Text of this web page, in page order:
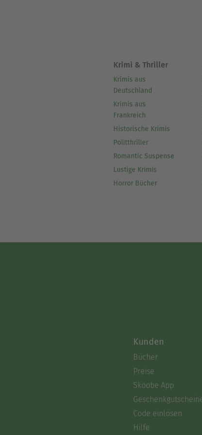
Das erste Kochbuch
Schreiben und zur
Heute bin ich dankbar
vereinen und diese mit
einen Platz in den
ermutigen.
Krimi & Thriller
Krimis aus
Deutschland
Krimis aus
Frankreich
Historische Krimis
Politthriller
Romantic Suspense
Lustige Krimis
Horror Bücher
Kunden
Bücher
Preise
Skoobe App
Code einlösen
Hilfe